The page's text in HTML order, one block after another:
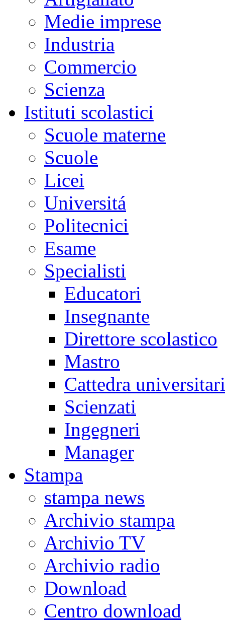
Medie imprese
Industria
Commercio
Scienza
Istituti scolastici
Scuole materne
Scuole
Licei
Universitá
Politecnici
Esame
Specialisti
Educatori
Insegnante
Direttore scolastico
Mastro
Cattedra
Scienzati
Ingegneri
Manager
Stampa
stampa news
Archivio stampa
Archivio TV
Archivio radio
Download
Centro download